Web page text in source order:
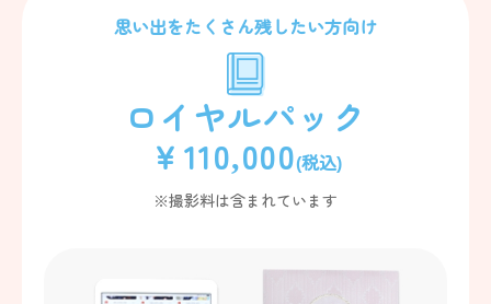
思い出をたくさん残したい方向け
ロイヤルパック
￥110,000(税込)
※撮影料は含まれています